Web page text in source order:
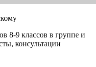
8-9 классов в группе и
консультации